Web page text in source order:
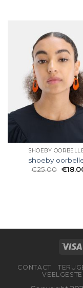
SHOEBY
shoeby
€25.00 €
CONTACT